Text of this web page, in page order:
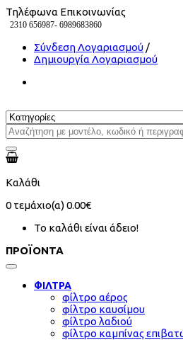
Τηλέφωνα Επικοινωνίας
2310 656987- 6989683860
Σύνδεση Λογαριασμού /
Δημιουργία Λογαριασμού
Καλάθι
0τεμάχιο(α)0.00€
Το καλάθι είναι άδειο!
ΠΡΟΪΟΝΤΑ
ΦΙΛΤΡΑ
φίλτρο αέρος
φίλτρο καυσίμου
φίλτρο λαδιού
φίλτρο καμπίνας